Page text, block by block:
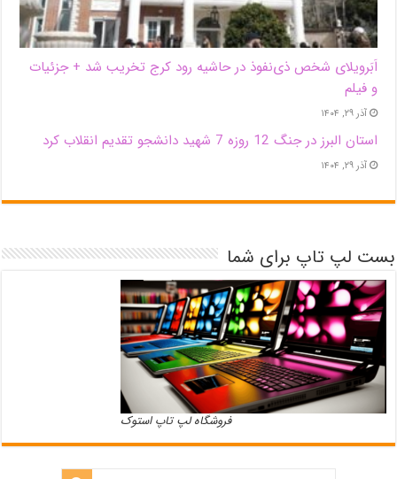
اَبَر‌ویلای شخص ذی‌نفوذ در حاشیه‌ رود کرج تخریب شد + جزئیات
و فیلم
آذر ۲۹, ۱۴۰۴
استان البرز در جنگ 12 روزه 7 شهید دانشجو تقدیم انقلاب کرد
آذر ۲۹, ۱۴۰۴
بست لپ تاپ برای شما
فروشگاه لپ تاپ استوک